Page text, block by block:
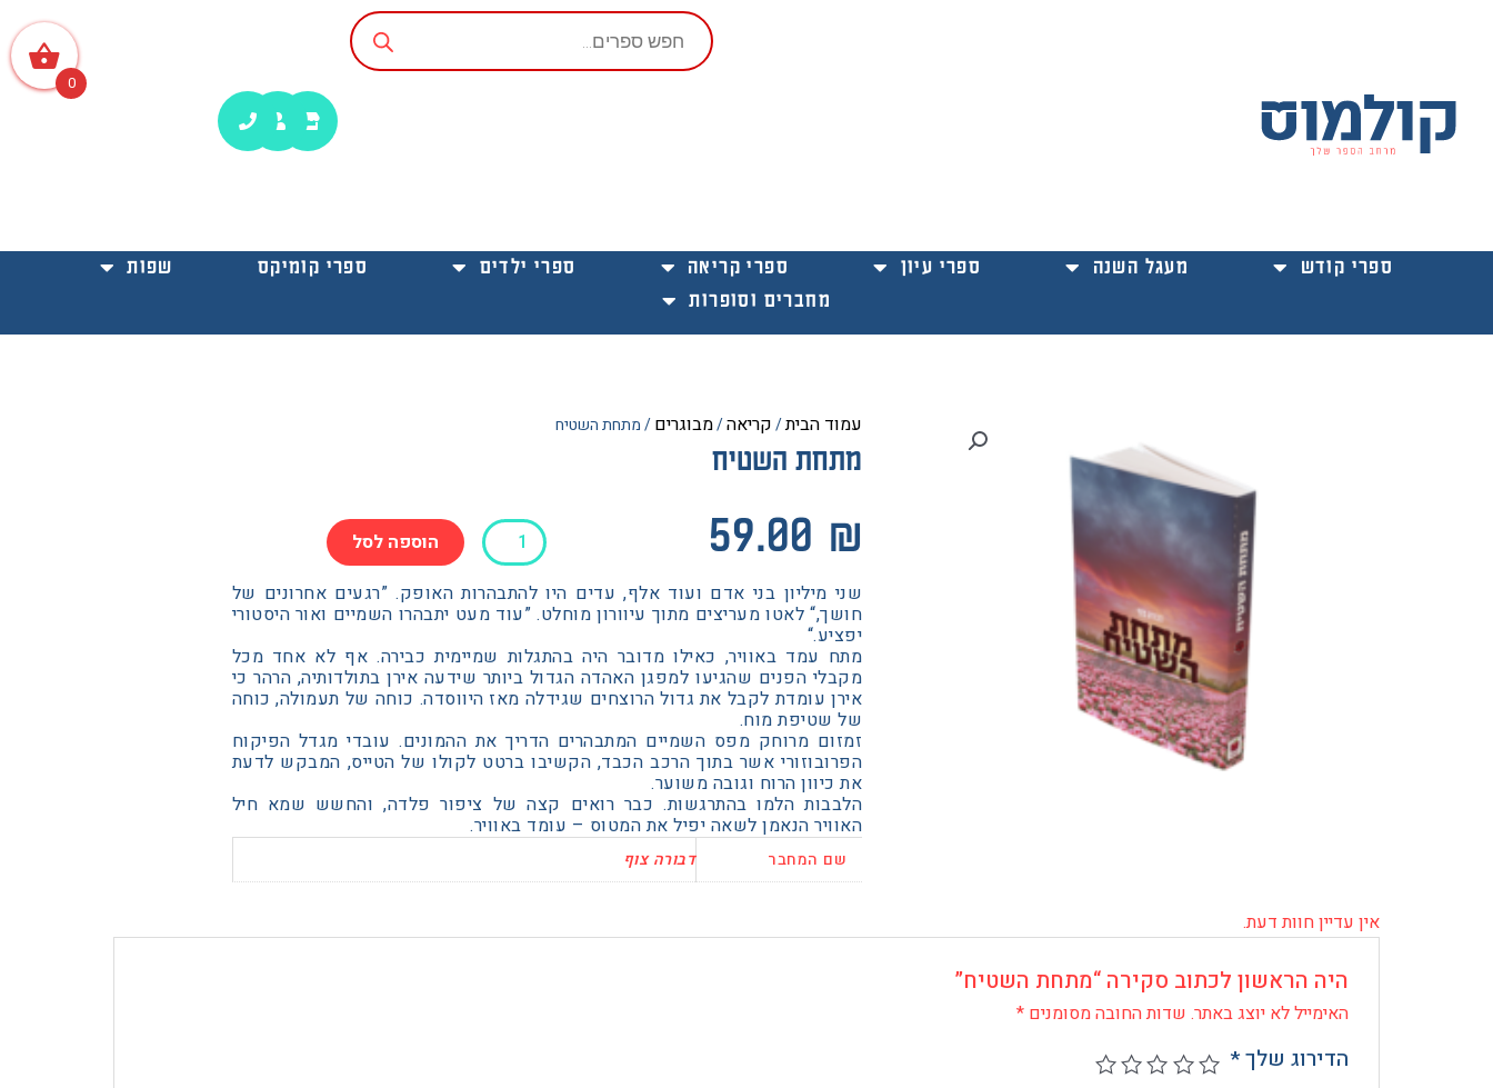
Products
search
ספרי קודש מעגל השנה ספרי עיון ספרי קריאה ספרי ילדים ספרי קומיקס
שפות
מחברים וסופרות
עמוד הבית/קריאה/מבוגרים/ מתחת השטיח
מתחת השטיח
59.00 ₪
כמות
של
מתחת
השטיח
הוספה לסל
שני מיליון בני אדם ועוד אלף, עדים היו להתבהרות האופק. ”רגעים אחרונים של
חושך,“ לאטו מעריצים מתוך עיוורון מוחלט. ”עוד מעט יתבהרו השמיים ואור היסטורי
יפציע.“
מתח עמד באוויר, כאילו מדובר היה בהתגלות שמיימית כבירה. אף לא אחד מכל
מקבלי הפנים שהגיעו למפגן האהדה הגדול ביותר שידעה אירן בתולדותיה, הרהר כי
אירן עומדת לקבל את גדול הרוצחים שגידלה מאז היווסדה. כוחה של תעמולה, כוחה
של שטיפת מוח.
זמזום מרוחק מפס השמיים המתבהרים הדריך את ההמונים. עובדי מגדל הפיקוח
הפרובוזורי אשר בתוך הרכב הכבד, הקשיבו ברטט לקולו של הטייס, המבקש לדעת
את כיוון הרוח וגובה משוער.
הלבבות הלמו בהתרגשות. כבר רואים קצה של ציפור פלדה, והחשש שמא חיל
האוויר הנאמן לשאה יפיל את המטוס – עומד באוויר.
שם המחבר דבורה צוף
אין עדיין חוות דעת.
היה הראשון לכתוב סקירה “מתחת השטיח”
האימייל לא יוצג באתר. שדות החובה מסומנים *
הדירוג שלך*
0